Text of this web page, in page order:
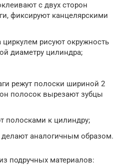
с двух сторон
фиксируют канцелярскими
циркулем рисуют окружность
диаметру цилиндра;
режут полоски шириной 2
полосок вырезают зубцы
полосками к цилиндру;
аналогичным образом.
подручных материалов: